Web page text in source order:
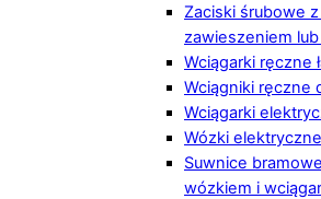
Zaciski śrubowe
zawieszeniem
Wciągarki ręczne
Wciągniki ręczne
Wciągarki
Wózki
Suwnice
wózkiem i